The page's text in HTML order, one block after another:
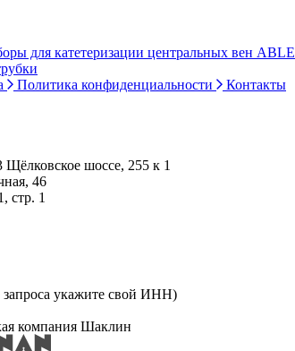
для катетеризации центральных вен ABLE
Политика конфиденциальности
Контакты
шоссе, 255 к 1
46
стр. 1
запроса укажите свой ИНН)
компания Шаклин